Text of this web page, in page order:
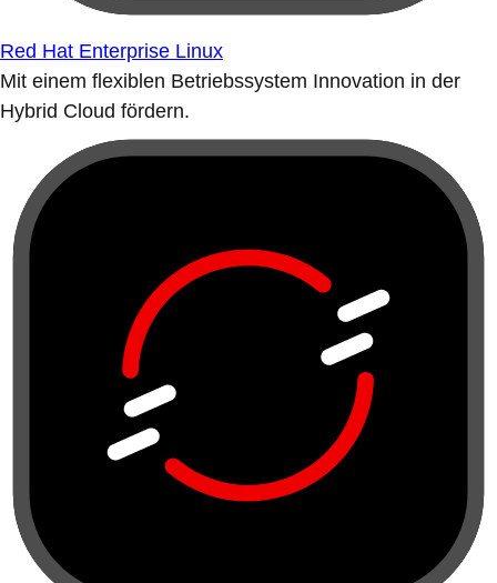
Red Hat Enterprise Linux
Mit einem flexiblen Betriebssystem Innovation in der
Hybrid Cloud fördern.